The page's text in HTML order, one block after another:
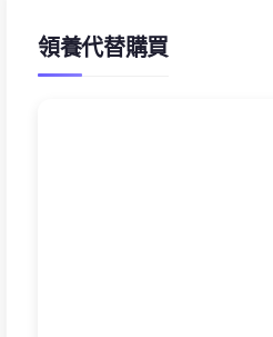
領養代替購買